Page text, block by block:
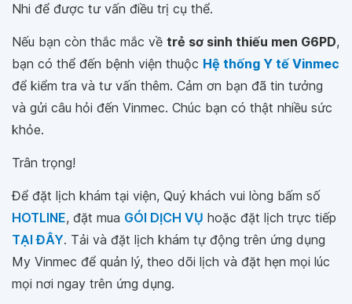
Nhi để được tư vấn điều trị cụ thể.
Nếu bạn còn thắc mắc về trẻ sơ sinh thiếu men G6PD,
bạn có thể đến bệnh viện thuộc Hệ thống Y tế Vinmec
để kiểm tra và tư vấn thêm. Cảm ơn bạn đã tin tưởng
và gửi câu hỏi đến Vinmec. Chúc bạn có thật nhiều sức
khỏe.
Trân trọng!
Để đặt lịch khám tại viện, Quý khách vui lòng bấm số
HOTLINE, đặt mua GÓI DỊCH VỤ hoặc đặt lịch trực tiếp
TẠI ĐÂY. Tải và đặt lịch khám tự động trên ứng dụng
My Vinmec để quản lý, theo dõi lịch và đặt hẹn mọi lúc
mọi nơi ngay trên ứng dụng.